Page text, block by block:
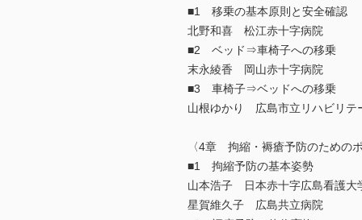
■1 移乗の基本原則と安全確認
北野和喜 松江赤十字病院
■2 ベッド⇒車椅子への移乗
末永綾香 岡山赤十字病院
■3 車椅子⇒ベッドへの移乗
山根ゆかり 広島市立リハビリテ
〈4章 拘縮・褥瘡予防のための
■1 拘縮予防の基本姿勢
山本浩子 日本赤十字広島看護大
星賀維久子 広島共立病院